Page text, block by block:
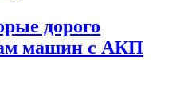
дорого
машин с АКП